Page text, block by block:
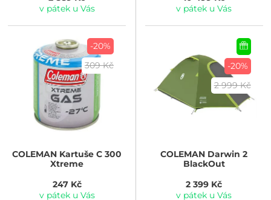
v pátek u Vás
v pátek u Vás
-20%
309 Kč
COLEMAN Kartuše C 300
Xtreme
247 Kč
v pátek u Vás
-20%
2 999 Kč
COLEMAN Darwin 2
BlackOut
2 399 Kč
v pátek u Vás